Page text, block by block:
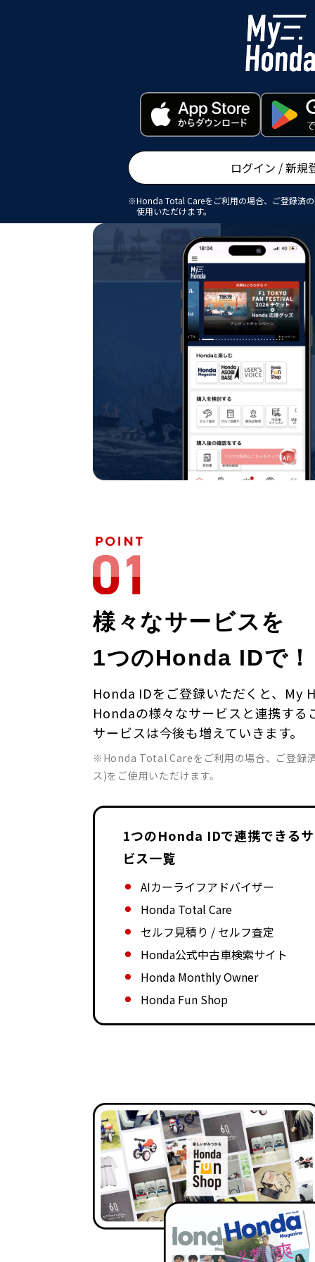
ログイン / 新規
※Honda Total Careをご利用の場合、ご登録済
使用いただけます。
様々なサービスを
1つのHonda IDで！
Honda IDをご登録いただくと、My
Hondaの様々なサービスと連携する
サービスは今後も増えていきます。
※Honda Total Careをご利用の場合、ご登録
ス)をご使用いただけます。
1つのHonda IDで連携できる
ビス一覧
AIカーライフアドバイザー
Honda Total Care
セルフ見積り / セルフ査定
Honda公式中古車検索サイト
Honda Monthly Owner
Honda Fun Shop